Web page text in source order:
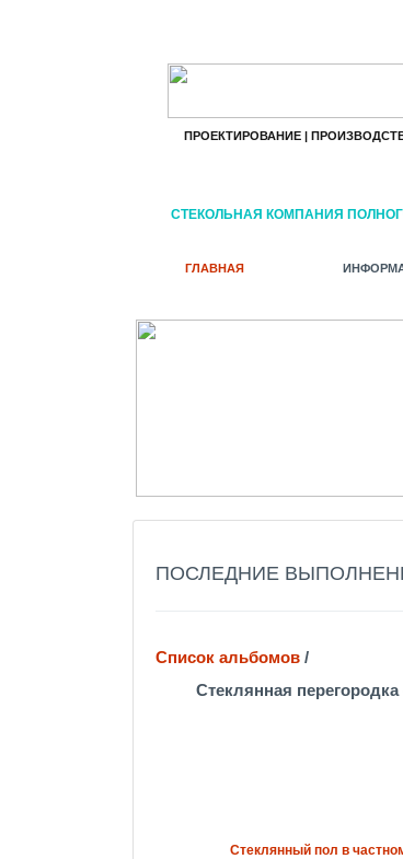
ПРОЕКТИРОВАНИЕ |
СТЕКОЛЬНАЯ КОМПАНИЯ
ГЛАВНАЯ
ПОСЛЕДНИЕ
Список альбомов /
Стеклянная
Стеклянный пол в